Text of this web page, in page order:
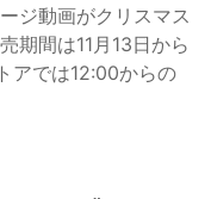
ジ動画がクリスマス
期間は11月13日から
アでは12:00からの